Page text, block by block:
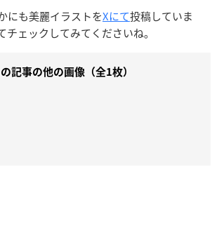
にも美麗イラストをXにて投稿していま
チェックしてみてくださいね。
記事の他の画像（全1枚）